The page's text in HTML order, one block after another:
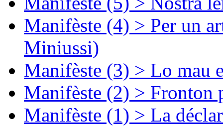
Manifèste (4) > Per un
Miniussi)
Manifèste (3) > Lo mau
Manifèste (2) > Fronton
Manifèste (1) > La